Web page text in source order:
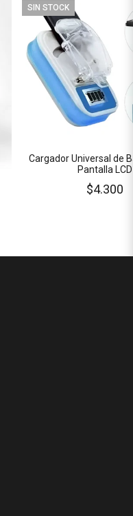
SIN STOCK
Cargador Universal de
Pantalla LCD
$4.300